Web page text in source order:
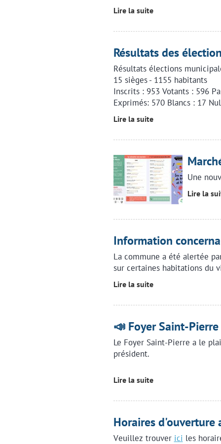
Lire la suite
Résultats des
Résultats élections
15 sièges - 1155 habitants
Inscrits : 953 Votants : 596
Exprimés: 570 Blancs : 17
Lire la suite
Une
Lire la
Information
La commune a été alertée
sur certaines habitations du
Lire la suite
📣 Foyer Saint-
Le Foyer Saint-Pierre a le
président.
Lire la suite
Horaires d'ouverture
Veuillez trouver ici les